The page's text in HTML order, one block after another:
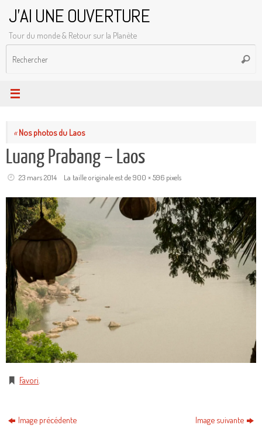
contenu
J'AI UNE OUVERTURE
Tour du monde & Retour sur la Planète
«Nos photos du Laos
Luang Prabang – Laos
23 mars 2014 La taille originale est de900 × 596pixels
Favori
Image précédente Image suivante